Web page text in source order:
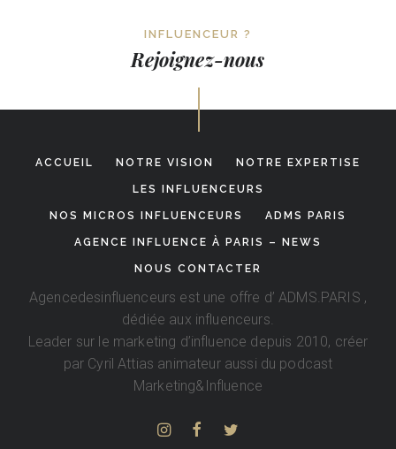
INFLUENCEUR ?
Rejoignez-nous
ACCUEIL NOTRE VISION NOTRE EXPERTISE
LES INFLUENCEURS
NOS MICROS INFLUENCEURS ADMS PARIS
AGENCE INFLUENCE À PARIS – NEWS
NOUS CONTACTER
Agencedesinfluenceurs est une offre d’ADMS.PARIS ,
dédiée aux influenceurs.
Leader sur le marketing d’influence depuis 2010, créer
par Cyril Attias animateur aussi du podcast
Marketing&Influence